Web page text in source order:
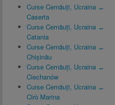
Curse Cernăuți, Ucraina ↔
Caserta
Curse Cernăuți, Ucraina ↔
Catania
Curse Cernăuți, Ucraina ↔
Chișinău
Curse Cernăuți, Ucraina ↔
Ciechanów
Curse Cernăuți, Ucraina ↔
Cirò Marina